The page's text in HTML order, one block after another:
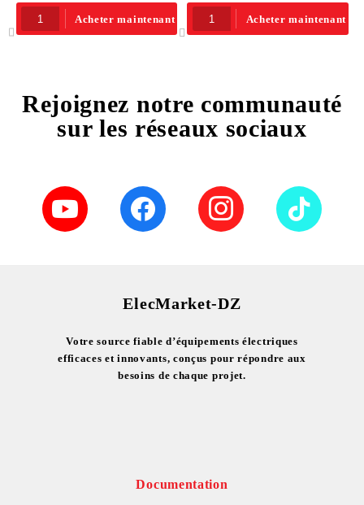
Acheter maintenant Acheter maintenant
Rejoignez notre communauté
sur les réseaux sociaux
ElecMarket-DZ
Votre source fiable d’équipements électriques
efficaces et innovants, conçus pour répondre aux
besoins de chaque projet.
Documentation